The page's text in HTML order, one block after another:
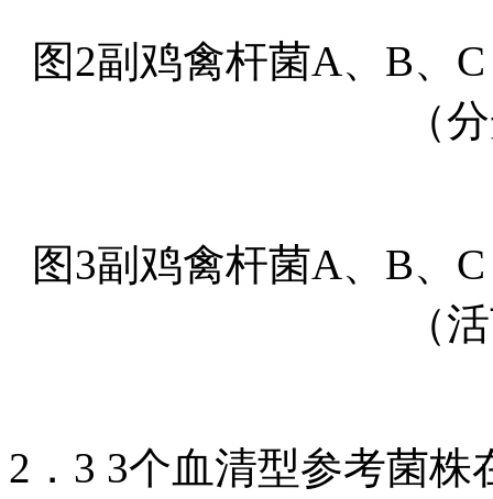
图2副鸡禽杆菌A、B、
（
图3副鸡禽杆菌A、B、
（
2．3 3个血清型参考菌株